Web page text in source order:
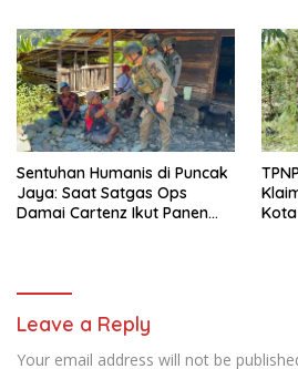
Sentuhan Humanis di Puncak
Jaya: Saat Satgas Ops
Damai Cartenz Ikut Panen
Leave a Reply
Your email address will not be